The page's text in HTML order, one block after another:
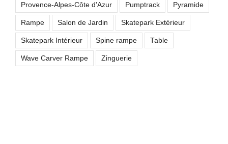
Provence-Alpes-Côte d'Azur Pumptrack Pyramide
Rampe Salon de Jardin Skatepark Extérieur
Skatepark Intérieur Spine rampe Table
Wave Carver Rampe Zinguerie